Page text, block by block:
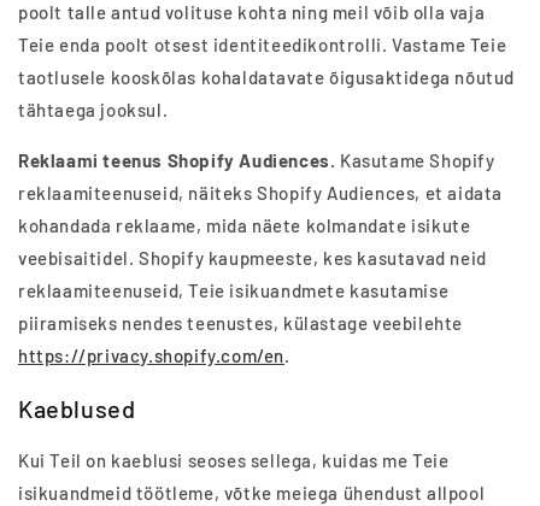
poolt talle antud volituse kohta ning meil võib olla vaja
Teie enda poolt otsest identiteedikontrolli. Vastame Teie
taotlusele kooskõlas kohaldatavate õigusaktidega nõutud
tähtaega jooksul.
Reklaami teenus Shopify Audiences. Kasutame Shopify
reklaamiteenuseid, näiteks Shopify Audiences, et aidata
kohandada reklaame, mida näete kolmandate isikute
veebisaitidel. Shopify kaupmeeste, kes kasutavad neid
reklaamiteenuseid, Teie isikuandmete kasutamise
piiramiseks nendes teenustes, külastage veebilehte
https://privacy.shopify.com/en.
Kaeblused
Kui Teil on kaeblusi seoses sellega, kuidas me Teie
isikuandmeid töötleme, võtke meiega ühendust allpool